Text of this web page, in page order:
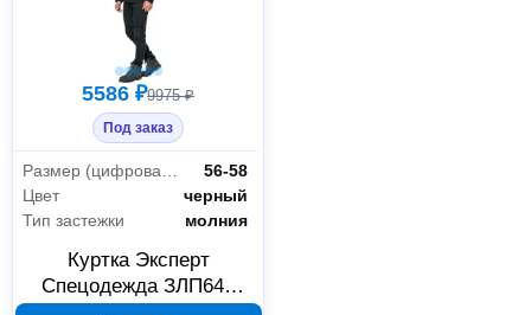
5586 ₽9975 ₽
Под заказ
56-58
Цвет
черный
Тип застежки
молния
Куртка Эксперт
Спецодежда ЗЛП642